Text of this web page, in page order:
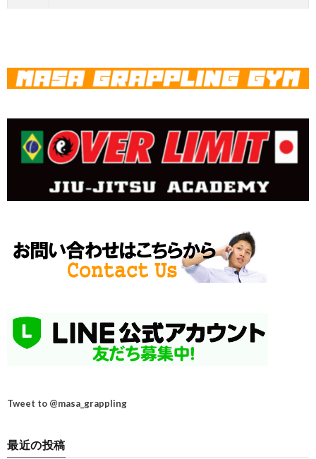
Tweet to @masa_grappling
最近の投稿